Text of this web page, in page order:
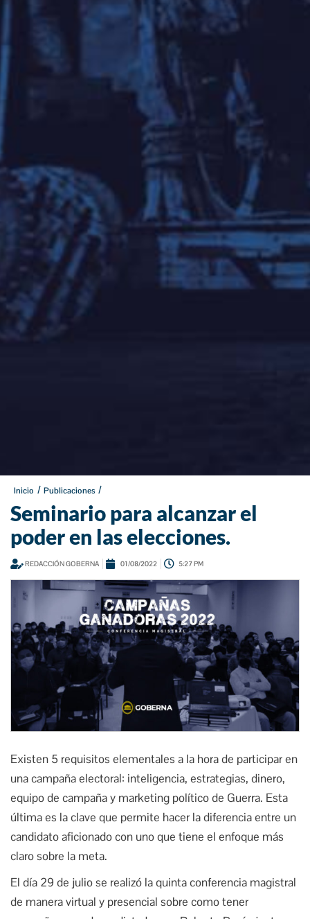
Inicio / Publicaciones /
Seminario para alcanzar el
poder en las elecciones.
REDACCIÓN GOBERNA 01/08/2022 5:27 PM
Existen 5 requisitos elementales a la hora de participar en
una campaña electoral: inteligencia, estrategias, dinero,
equipo de campaña y marketing político de Guerra. Esta
última es la clave que permite hacer la diferencia entre un
candidato aficionado con uno que tiene el enfoque más
claro sobre la meta.
El día 29 de julio se realizó la quinta conferencia magistral
de manera virtual y presencial sobre como tener